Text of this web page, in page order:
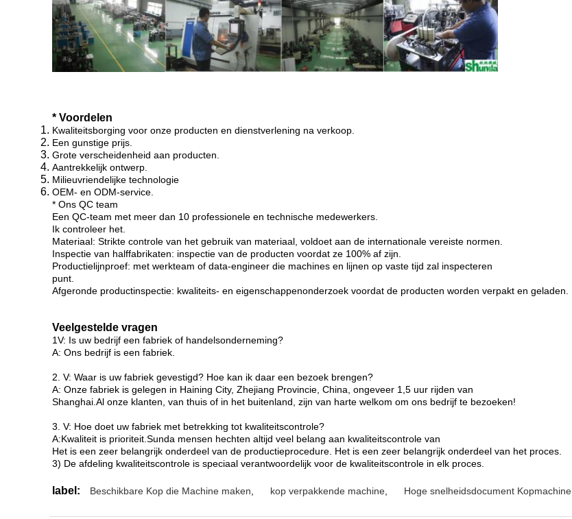
* Voordelen
Kwaliteitsborging voor onze producten en dienstverlening na verkoop.
Een gunstige prijs.
Grote verscheidenheid aan producten.
Aantrekkelijk ontwerp.
Milieuvriendelijke technologie
OEM- en ODM-service.
* Ons QC team
Een QC-team met meer dan 10 professionele en technische medewerkers.
Ik controleer het.
Materiaal: Strikte controle van het gebruik van materiaal, voldoet aan de internationale vereiste normen.
Inspectie van halffabrikaten: inspectie van de producten voordat ze 100% af zijn.
Productielijnproef: met werkteam of data-engineer die machines en lijnen op vaste tijd zal inspecteren
punt.
Afgeronde productinspectie: kwaliteits- en eigenschappenonderzoek voordat de producten worden verpakt en geladen.
Veelgestelde vragen
1V: Is uw bedrijf een fabriek of handelsonderneming?
A: Ons bedrijf is een fabriek.
2. V: Waar is uw fabriek gevestigd? Hoe kan ik daar een bezoek brengen?
A: Onze fabriek is gelegen in Haining City, Zhejiang Provincie, China, ongeveer 1,5 uur rijden van
Shanghai.Al onze klanten, van thuis of in het buitenland, zijn van harte welkom om ons bedrijf te bezoeken!
3. V: Hoe doet uw fabriek met betrekking tot kwaliteitscontrole?
A:Kwaliteit is prioriteit.Sunda mensen hechten altijd veel belang aan kwaliteitscontrole van
Het is een zeer belangrijk onderdeel van de productieprocedure. Het is een zeer belangrijk onderdeel van het proces.
3) De afdeling kwaliteitscontrole is speciaal verantwoordelijk voor de kwaliteitscontrole in elk proces.
label: Beschikbare Kop die Machine maken kop verpakkende machine Hoge snelheidsdocument Kopmachine